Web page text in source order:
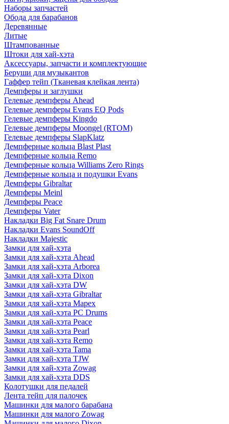
Наборы запчастей
Обода для барабанов
Деревянные
Литые
Штампованные
Штоки для хай-хэта
Аксессуары, запчасти и комплектующие
Беруши для музыкантов
Гаффер тейп (Тканевая клейкая лента)
Демпферы и заглушки
Гелевые демпферы Ahead
Гелевые демпферы Evans EQ Pods
Гелевые демпферы Kingdo
Гелевые демпферы Moongel (RTOM)
Гелевые демпферы SlapKlatz
Демпферные кольца Blast Plast
Демпферные кольца Remo
Демпферные кольца Williams Zero Rings
Демпферные кольца и подушки Evans
Демпферы Gibraltar
Демпферы Meinl
Демпферы Peace
Демпферы Vater
Накладки Big Fat Snare Drum
Накладки Evans SoundOff
Накладки Majestic
Замки для хай-хэта
Замки для хай-хэта Ahead
Замки для хай-хэта Arborea
Замки для хай-хэта Dixon
Замки для хай-хэта DW
Замки для хай-хэта Gibraltar
Замки для хай-хэта Mapex
Замки для хай-хэта PC Drums
Замки для хай-хэта Peace
Замки для хай-хэта Pearl
Замки для хай-хэта Remo
Замки для хай-хэта Tama
Замки для хай-хэта TJW
Замки для хай-хэта Zowag
Замки для хай-хэта DDS
Колотушки для педалей
Лента тейп для палочек
Машинки для малого барабана
Машинки для малого Zowag